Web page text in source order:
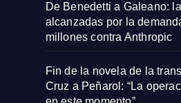
De Benedetti a Galeano:
alcanzadas por la
millones contra Anthropic
Fin de la novela de la
Cruz a Peñarol: “La